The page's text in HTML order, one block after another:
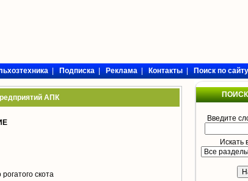
|Подписка|Реклама|Контакты|Поиск по сайту
АПК
скота
Введите
Искать